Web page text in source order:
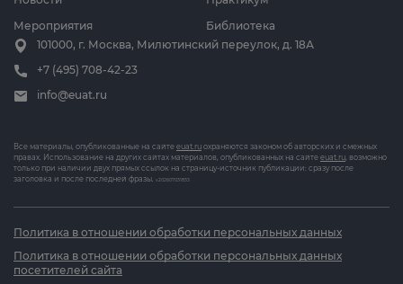
Мероприятия
Библиотека
101000, г. Москва, Милютинский переулок, д. 18А
+7 (495) 708-42-23
info@euat.ru
Все материалы, опубликованные на сайте euat.ru охраняются законом об авторских и смежных
правах. Использование на других сайтах материалов, опубликованных на сайте euat.ru, возможно
только при наличии двух прямых ссылок на страницу-источник публикации: сразу после
заголовка и после последней фразы. v202607031833
Политика в отношении обработки персональных данных
Политика в отношении обработки персональных данных
посетителей сайта